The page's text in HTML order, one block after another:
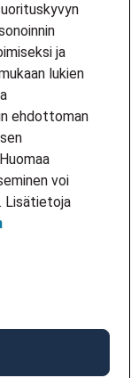
ja
lukien
ehdottoman
voi
Lisätietoja